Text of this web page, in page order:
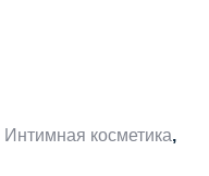
Интимная косметика,